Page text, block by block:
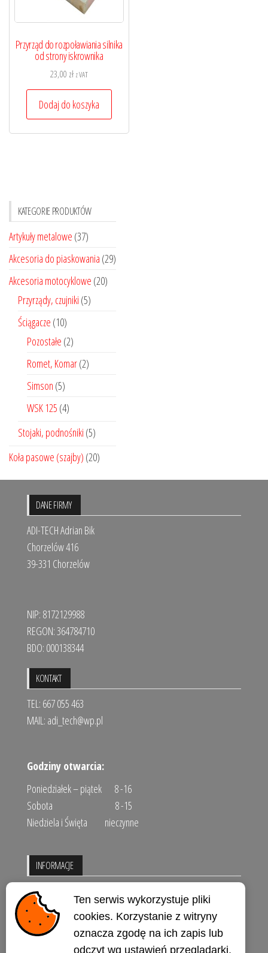
Przyrząd do rozpoławiania silnika
od strony iskrownika
23,00 zł z VAT
Dodaj do koszyka
KATEGORIE PRODUKTÓW
Artykuły metalowe (37)
Akcesoria do piaskowania (29)
Akcesoria motocyklowe (20)
Przyrządy, czujniki (5)
Ściągacze (10)
Pozostałe (2)
Romet, Komar(2)
Simson (5)
WSK 125 (4)
Stojaki, podnośniki (5)
Koła pasowe (szajby) (20)
DANE FIRMY
ADI-TECH Adrian Bik
Chorzelów 416
39-331 Chorzelów
NIP: 8172129988
REGON: 364784710
BDO: 000138344
KONTAKT
TEL: 667 055 463
MAIL: adi_tech@wp.pl
Godziny otwarcia:
Poniedziałek – piątek 8 -16
Sobota 8 -15
Niedziela i Święta nieczynne
INFORMACJE
Regulamin sklepu
Polityka prywatności
Kontakt
Ten serwis wykorzystuje pliki
cookies. Korzystanie z witryny
oznacza zgodę na ich zapis lub
odczyt wg ustawień przeglądarki.